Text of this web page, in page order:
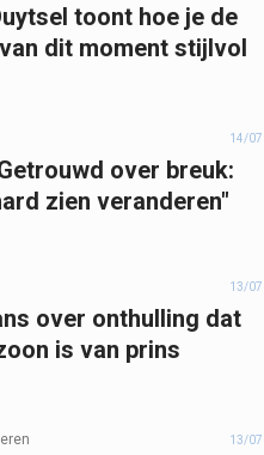
toont hoe je de
dit moment stijlvol
14/07
over breuk:
zien veranderen"
13/07
over onthulling dat
is van prins
13/07